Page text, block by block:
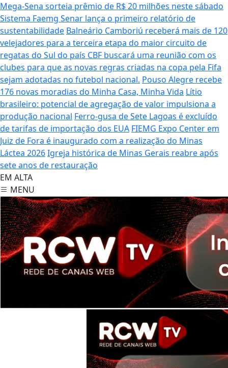
Mega-Sena sorteia prêmio de R$ 20 milhões neste sábado
Sistema Faemg Senar lança o primeiro relatório de
sustentabilidade Balneário Camboriú receberá mais de 120
velejadores para a terceira etapa do maior circuito de
regatas do Sul do país CBF buscará uma reunião com os
clubes para que as novas regras criadas na copa pela Fifa
sejam adotadas no futebol nacional. Pouso Alegre recebe
176 novas moradias do Minha Casa, Minha Vida Lítio
brasileiro: potencial de agregação de valor impulsiona a
produção nacional Ferro-gusa de Sete Lagoas é excluído
de tarifas de importação dos EUA FIEMG Expo Center em
Juiz de Fora é inaugurado com a realização do Minas
Láctea 2026Igreja histórica de Minas Gerais reabre após
sete anos de restauração
EM ALTA
MENU